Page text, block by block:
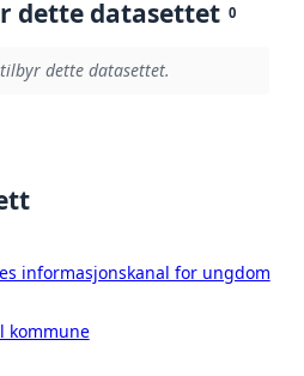
dette datasettet 0
dette datasettet.
informasjonskanal for ungdom
kommune